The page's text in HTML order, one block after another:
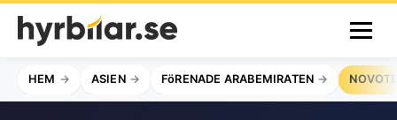
HEM ASIEN FöRENADE ARABEMIRATEN